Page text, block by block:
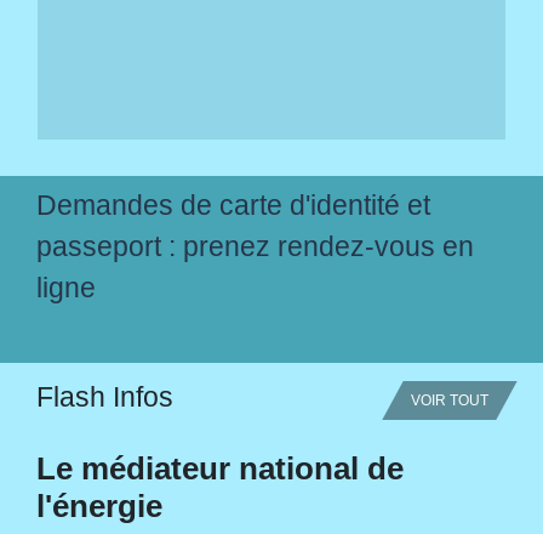
Demandes de carte d'identité et
passeport : prenez rendez-vous en
ligne
Flash Infos VOIR TOUT
Le médiateur national de
l'énergie